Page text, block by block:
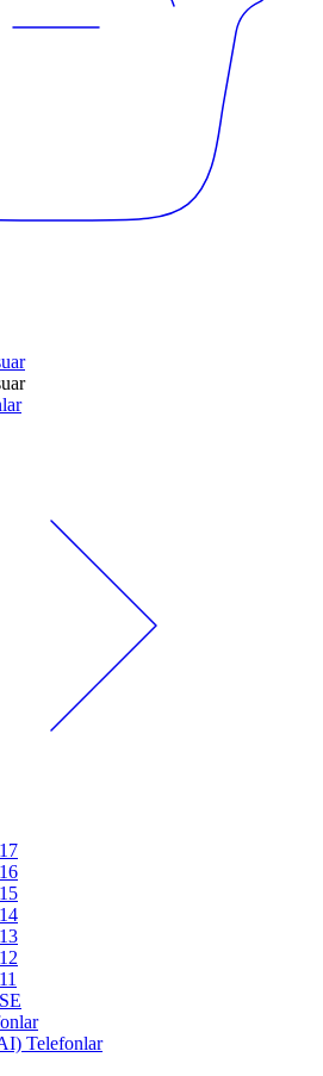
Telefonlar